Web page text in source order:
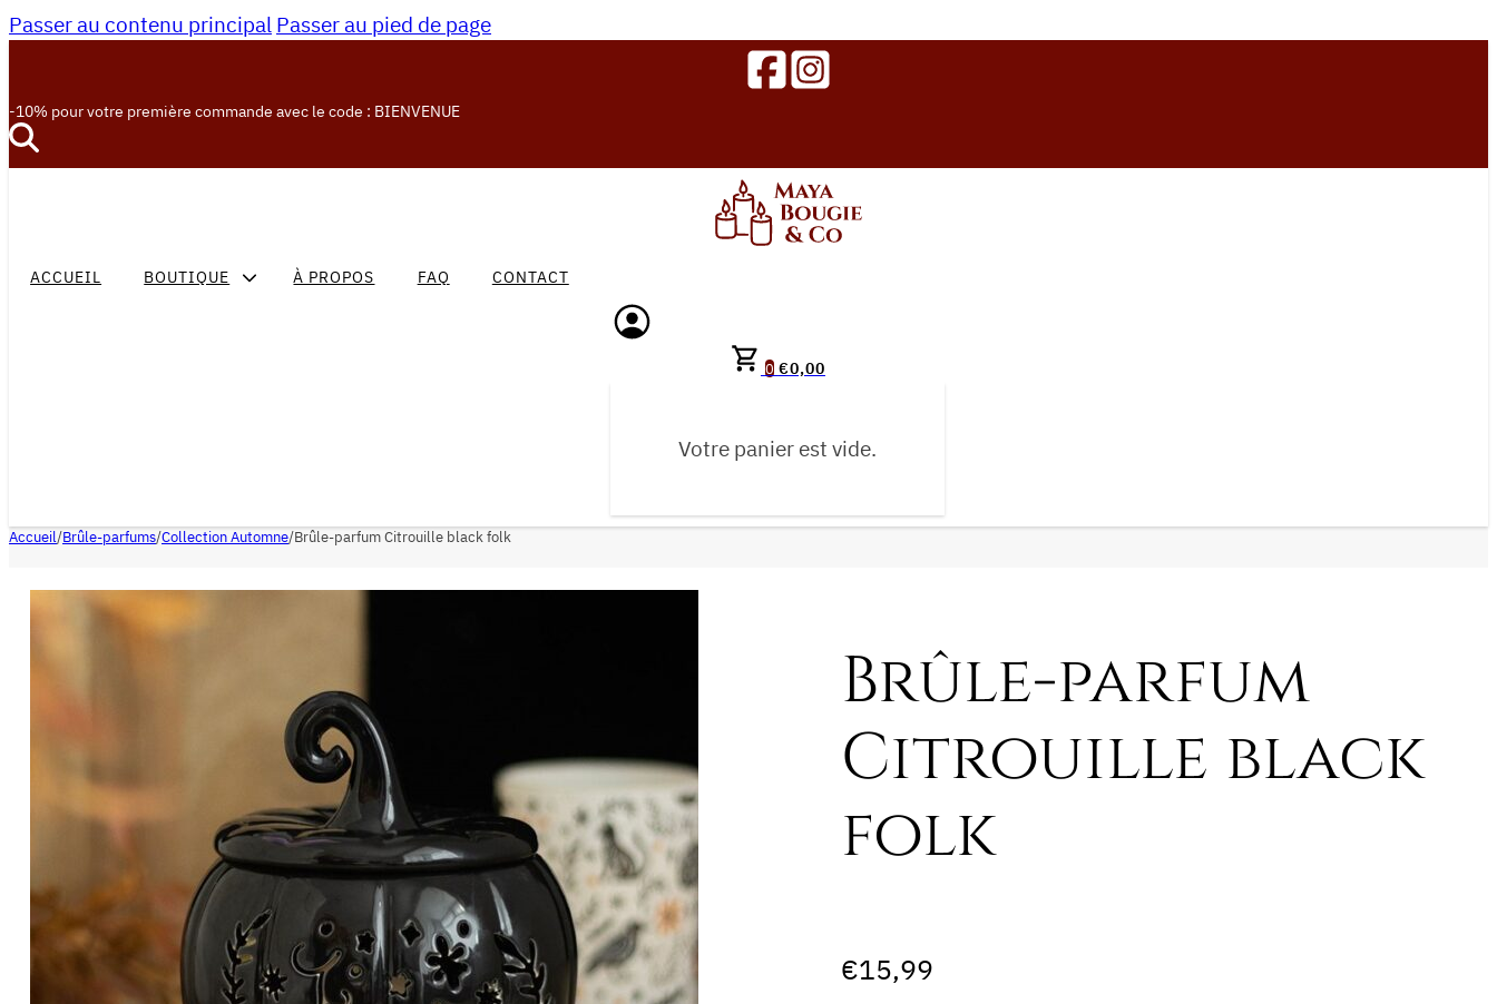
Passer au contenu principal Passer au pied de page
-10% pour votre première commande avec le code : BIENVENUE
ACCUEIL BOUTIQUE À PROPOS FAQ CONTACT
0 €0,00
Votre panier est vide.
Accueil/Brûle-parfums/Collection Automne/Brûle-parfum Citrouille black folk
Brûle-parfum
Citrouille black
folk
€15,99